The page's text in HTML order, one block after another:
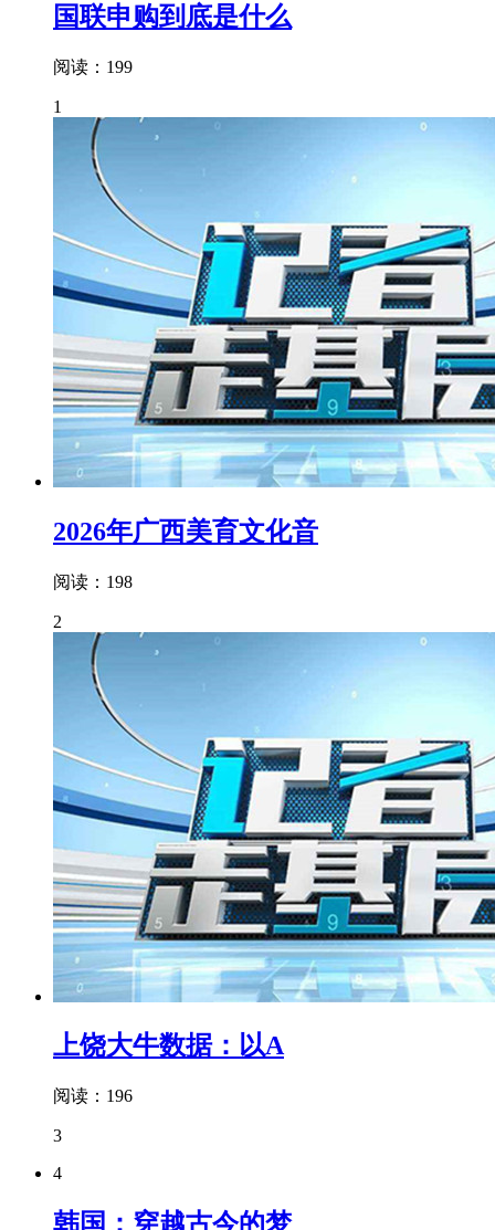
国联申购到底是什么
阅读：199
1
2026年广西美育文化音
阅读：198
2
上饶大牛数据：以A
阅读：196
3
4
韩国：穿越古今的梦